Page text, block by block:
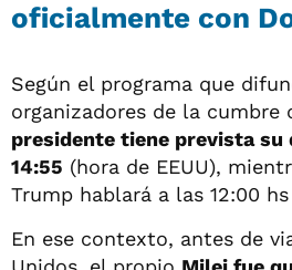
oficialmente con
Según el programa que
organizadores de la cumbre
presidente tiene prevista su
14:55 (hora de EEUU),
Trump hablará a las 12:00
En ese contexto, antes de